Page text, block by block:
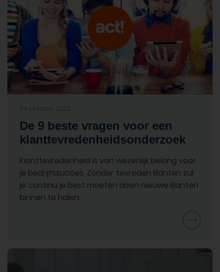
De 9 beste vragen voor een
klanttevredenheidsonderzoek
Klanttevredenheid is van wezenlijk belang voor
je bedrijfssucces. Zonder tevreden klanten zul
je continu je best moeten doen nieuwe klanten
binnen te halen.